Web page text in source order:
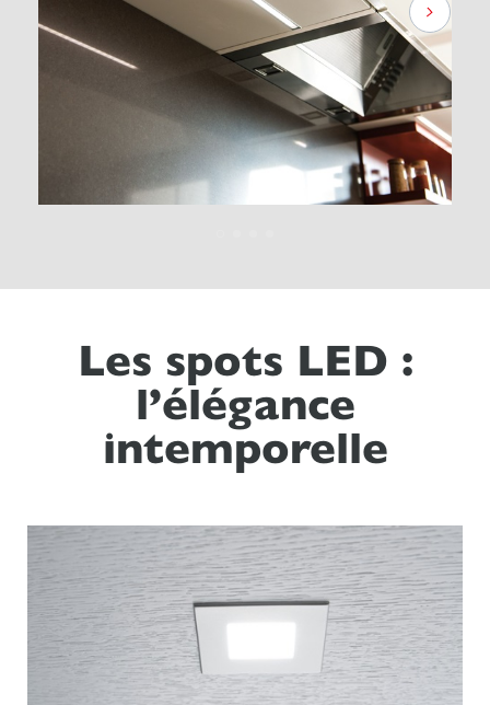
Les spots LED :
l’élégance
intemporelle